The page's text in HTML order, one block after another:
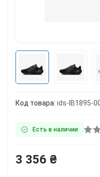
Код товара: ids-IB1895-
Есть в наличии
3 356 ₴